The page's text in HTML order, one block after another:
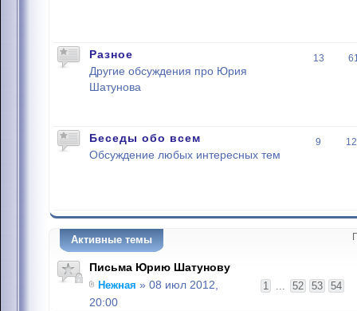
Разное
Другие обсуждения про Юрия
Шатунова
13
Беседы обо всем
Обсуждение любых интересных тем
9
Активные темы
Письма Юрию Шатунову
1 ... 52 53 54
Нежная » 08 июл 2012,
20:00